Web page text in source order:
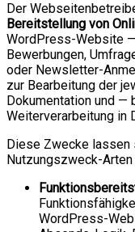
Der
Bereitstellung von
WordPress-Website
Bewerbungen,
oder Newsletter-
zur Bearbeitung der
Dokumentation und —
Weiterverarbeitung in
Diese Zwecke
Nutzungszweck-Arten
WordPress-